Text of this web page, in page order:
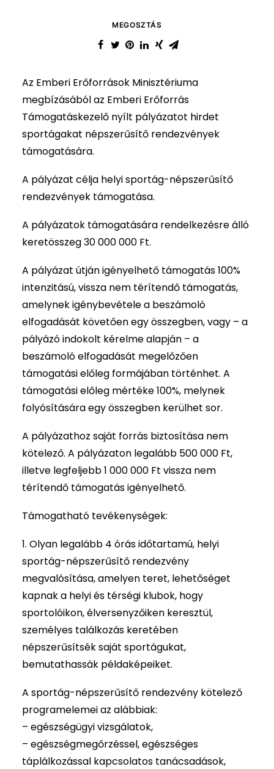
MEGOSZTÁS
Az Emberi Erőforrások Minisztériuma
megbízásából az Emberi Erőforrás
Támogatáskezelő nyílt pályázatot hirdet
sportágakat népszerűsítő rendezvények
támogatására.
A pályázat célja helyi sportág-népszerűsítő
rendezvények támogatása.
A pályázatok támogatására rendelkezésre álló
keretösszeg 30 000 000 Ft.
A pályázat útján igényelhető támogatás 100%
intenzitású, vissza nem térítendő támogatás,
amelynek igénybevétele a beszámoló
elfogadását követően egy összegben, vagy – a
pályázó indokolt kérelme alapján – a
beszámoló elfogadását megelőzően
támogatási előleg formájában történhet. A
támogatási előleg mértéke 100%, melynek
folyósítására egy összegben kerülhet sor.
A pályázathoz saját forrás biztosítása nem
kötelező. A pályázaton legalább 500 000 Ft,
illetve legfeljebb 1 000 000 Ft vissza nem
térítendő támogatás igényelhető.
Támogatható tevékenységek:
1. Olyan legalább 4 órás időtartamú, helyi
sportág-népszerűsítő rendezvény
megvalósítása, amelyen teret, lehetőséget
kapnak a helyi és térségi klubok, hogy
sportolóikon, élversenyzőiken keresztül,
személyes találkozás keretében
népszerűsítsék saját sportágukat,
bemutathassák példaképeiket.
A sportág-népszerűsítő rendezvény kötelező
programelemei az alábbiak:
– egészségügyi vizsgálatok,
– egészségmegőrzéssel, egészséges
táplálkozással kapcsolatos tanácsadások,